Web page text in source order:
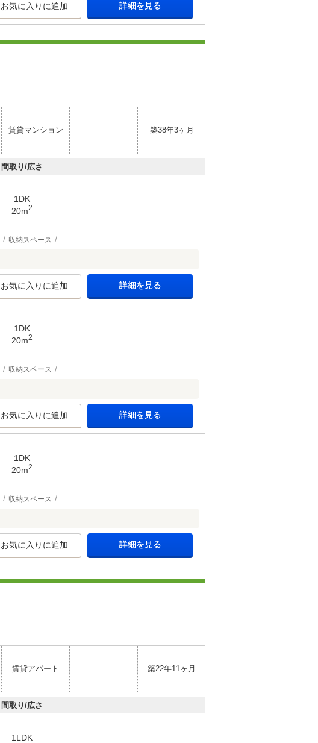
お気に入りに追加 詳細を見る
賃貸マンション 築38年3ヶ月
間取り/広さ
1DK
20m2
収納スペース
お気に入りに追加 詳細を見る
1DK
20m2
収納スペース
お気に入りに追加 詳細を見る
1DK
20m2
収納スペース
お気に入りに追加 詳細を見る
賃貸アパート 築22年11ヶ月
間取り/広さ
1LDK